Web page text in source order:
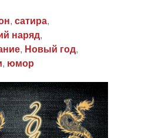
, сатира,
наряд,
, Новый год,
, юмор